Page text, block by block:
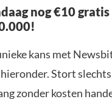
nog €10
kans met
Stort
zonder kosten